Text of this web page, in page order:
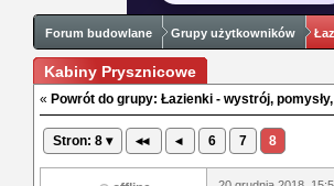
Forum budowlane Grupy użytkowników
Kabiny Prysznicowe
« Powrót do grupy: Łazienki - wystrój,
Stron: 8 ▾ ◂◂ ◂ 6 7 8